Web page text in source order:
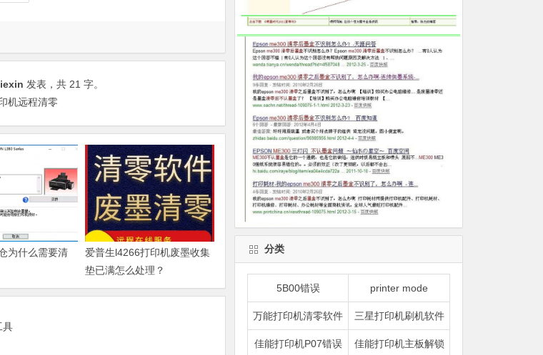
发表，共 21 字。
机远程清零
为什么需要清
爱普生l4266打印机废墨收集
垫已满怎么处理？
具
分类
5B00错误 printer mode
万能打印机清零软件 三星打印机刷机软件
佳能打印机P07错误 佳能打印机主板解锁